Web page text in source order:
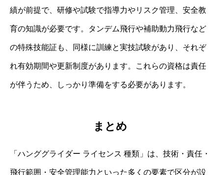
績が前提で、研修や試験で指導力やリスク管理、安全教
育の知識が必要です。タンデム飛行や補助動力飛行など
の特殊技能証も、同様に訓練と実技試験があり、それぞ
れ有効期間や更新制度があります。これらの資格は責任
が伴うため、しっかり準備をする必要があります。
まとめ
「ハンググライダー ライセンス 種類」は、技術・責任・
飛行範囲・安全管理能力といった多くの要素で区分が設